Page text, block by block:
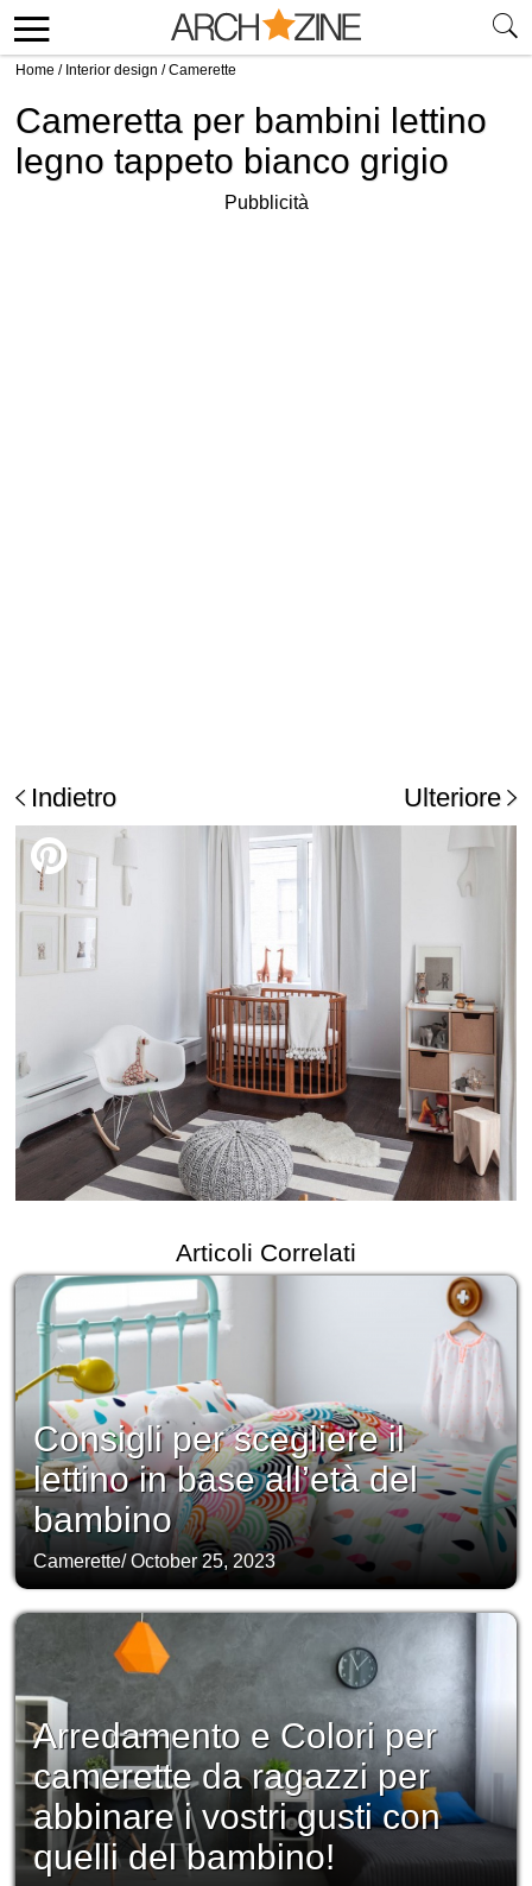
Home / Interior design /Camerette
Cameretta per bambini lettino
legno tappeto bianco grigio
Pubblicità
Indietro Ulteriore
Articoli Correlati
Consigli per scegliere il
lettino in base all’età del
bambino
Camerette/October 25, 2023
Arredamento e Colori per
camerette da ragazzi per
abbinare i vostri gusti con
quelli del bambino!